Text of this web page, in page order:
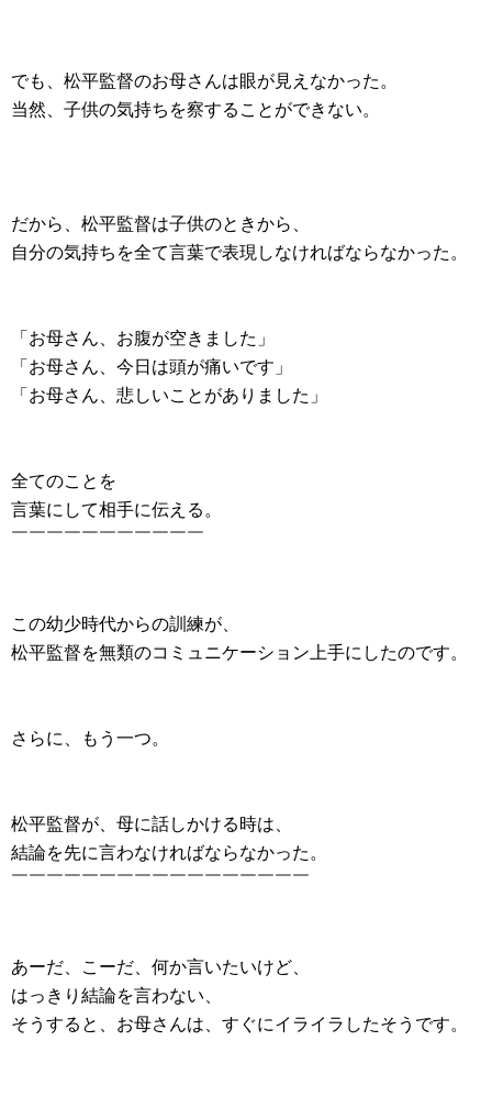
でも、松平監督のお母さんは眼が見えなかった。
当然、子供の気持ちを察することができない。
だから、松平監督は子供のときから、
自分の気持ちを全て言葉で表現しなければならなかった。
「お母さん、お腹が空きました」
「お母さん、今日は頭が痛いです」
「お母さん、悲しいことがありました」
全てのことを
言葉にして相手に伝える。
￣￣￣￣￣￣￣￣￣￣￣
この幼少時代からの訓練が、
松平監督を無類のコミュニケーション上手にしたのです。
さらに、もう一つ。
松平監督が、母に話しかける時は、
結論を先に言わなければならなかった。
￣￣￣￣￣￣￣￣￣￣￣￣￣￣￣￣￣
あーだ、こーだ、何か言いたいけど、
はっきり結論を言わない、
そうすると、お母さんは、すぐにイライラしたそうです。